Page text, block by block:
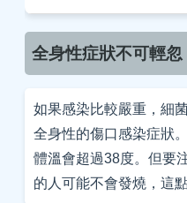
全身性症狀不可輕忽
如果感染比較嚴重，細
全身性的傷口感染症狀
體溫會超過38度。但要
的人可能不會發燒，這點